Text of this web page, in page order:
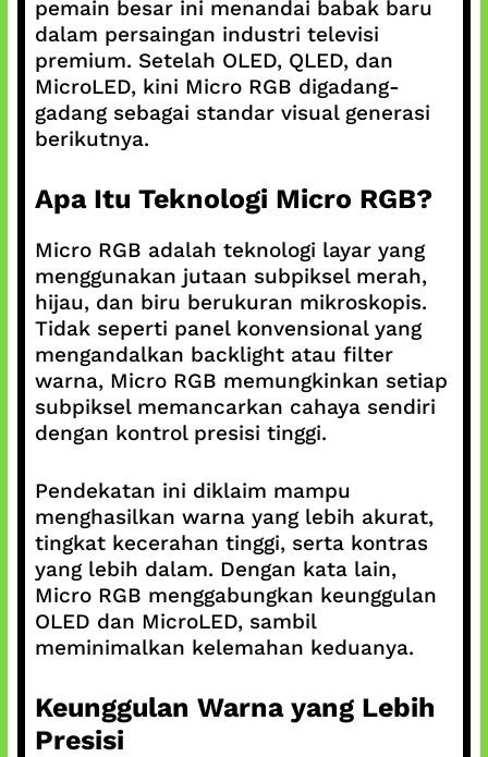
pemain besar ini menandai babak baru
dalam persaingan industri televisi
premium. Setelah OLED, QLED, dan
MicroLED, kini Micro RGB digadang-
gadang sebagai standar visual generasi
berikutnya.
Apa Itu Teknologi Micro RGB?
Micro RGB adalah teknologi layar yang
menggunakan jutaan subpiksel merah,
hijau, dan biru berukuran mikroskopis.
Tidak seperti panel konvensional yang
mengandalkan backlight atau filter
warna, Micro RGB memungkinkan setiap
subpiksel memancarkan cahaya sendiri
dengan kontrol presisi tinggi.
Pendekatan ini diklaim mampu
menghasilkan warna yang lebih akurat,
tingkat kecerahan tinggi, serta kontras
yang lebih dalam. Dengan kata lain,
Micro RGB menggabungkan keunggulan
OLED dan MicroLED, sambil
meminimalkan kelemahan keduanya.
Keunggulan Warna yang Lebih
Presisi